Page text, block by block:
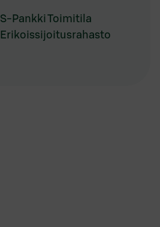
S-Pankki Toimitila
Erikoissijoitusrahasto